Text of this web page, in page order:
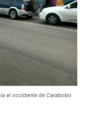
el occidente de Carabobo